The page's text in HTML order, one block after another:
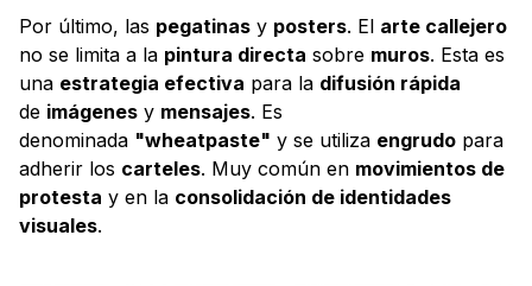
Por último, las pegatinas y posters. El arte callejero
no se limita a la pintura directa sobre muros. Esta es
una estrategia efectiva para la difusión rápida
de imágenes y mensajes. Es
denominada "wheatpaste" y se utiliza engrudo para
adherir los carteles. Muy común en movimientos de
protesta y en la consolidación de identidades
visuales.